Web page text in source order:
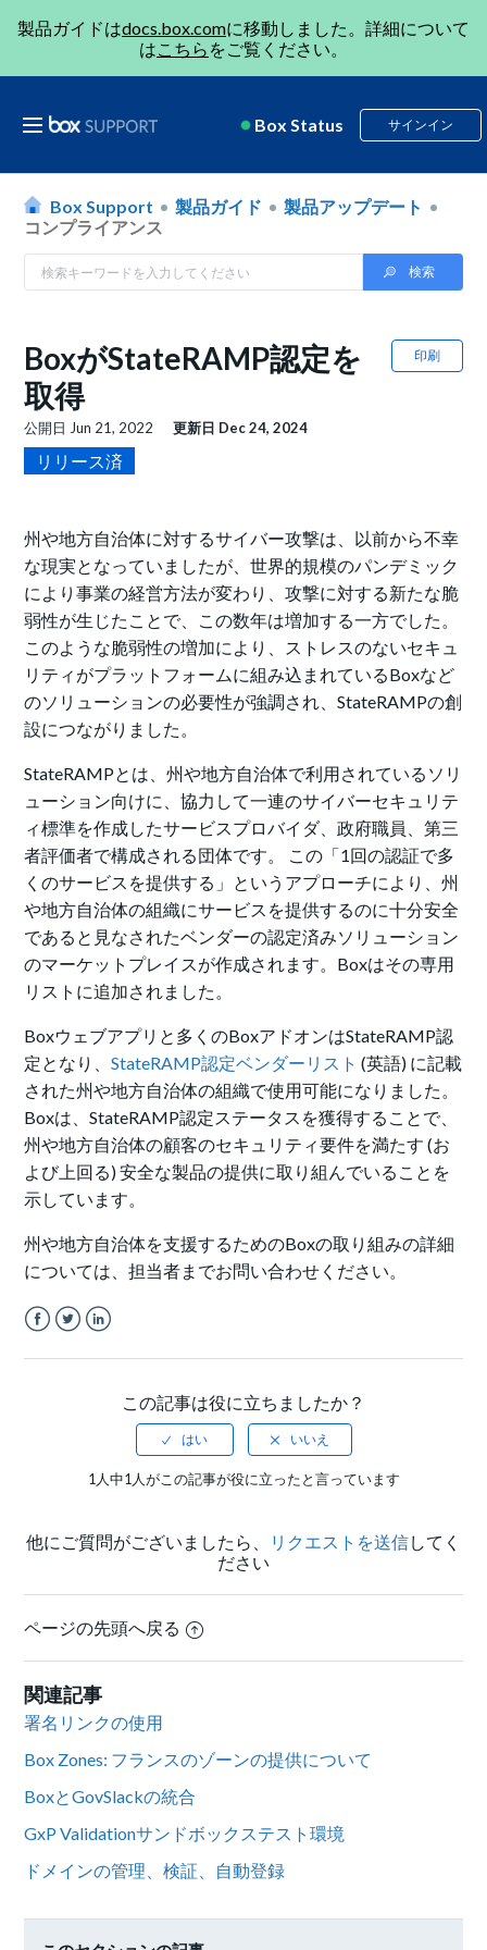
製品ガイドはdocs.box.comに移動しました。詳細について
はこちら をご覧ください。
Box Status サインイン
Box Support 製品ガイド
製品アップデート
コンプライアンス
印刷
BoxがStateRAMP認定を
取得
公開日 Jun 21, 2022 更新日 Dec 24, 2024
リリース済
州や地方自治体に対するサイバー攻撃は、以前から不幸
な現実となっていましたが、世界的規模のパンデミック
により事業の経営方法が変わり、攻撃に対する新たな脆
弱性が生じたことで、この数年は増加する一方でした。
このような脆弱性の増加により、ストレスのないセキュ
リティがプラットフォームに組み込まれているBoxなど
のソリューションの必要性が強調され、StateRAMPの創
設につながりました。
StateRAMPとは、州や地方自治体で利用されているソリ
ューション向けに、協力して一連のサイバーセキュリテ
ィ標準を作成したサービスプロバイダ、政府職員、第三
者評価者で構成される団体です。 この「1回の認証で多
くのサービスを提供する」というアプローチにより、州
や地方自治体の組織にサービスを提供するのに十分安全
であると見なされたベンダーの認定済みソリューション
のマーケットプレイスが作成されます。Boxはその専用
リストに追加されました。
Boxウェブアプリと多くのBoxアドオンはStateRAMP認
定となり、StateRAMP認定ベンダーリスト (英語) に記載
された州や地方自治体の組織で使用可能になりました。
Boxは、StateRAMP認定ステータスを獲得することで、
州や地方自治体の顧客のセキュリティ要件を満たす (お
よび上回る) 安全な製品の提供に取り組んでいることを
示しています。
州や地方自治体を支援するためのBoxの取り組みの詳細
については、担当者までお問い合わせください。
この記事は役に立ちましたか？
1人中1人がこの記事が役に立ったと言っています
他にご質問がございましたら、 リクエストを送信してく
ださい
ページの先頭へ戻る
関連記事
署名リンクの使用
Box Zones: フランスのゾーンの提供について
BoxとGovSlackの統合
GxP Validationサンドボックステスト環境
ドメインの管理、検証、自動登録